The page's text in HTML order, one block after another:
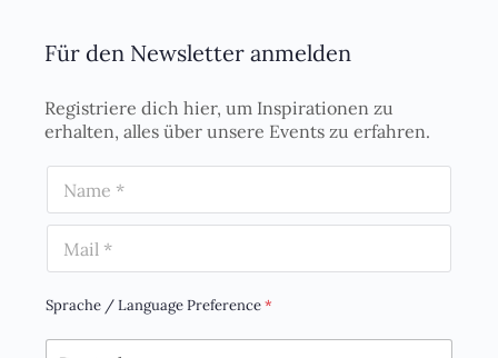
Für den Newsletter anmelden
Registriere dich hier, um Inspirationen zu
erhalten, alles über unsere Events zu erfahren.
a
*
m
a
i
Sprache / Language Preference*